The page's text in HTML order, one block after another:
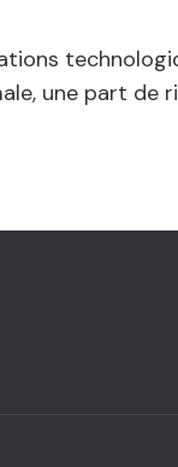
une part de